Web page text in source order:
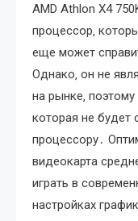
AMD Athlon X4
процессор‚
еще может
Однако‚ он не
на рынке‚
которая не будет
процессору․
видеокарта
играть в
настройках